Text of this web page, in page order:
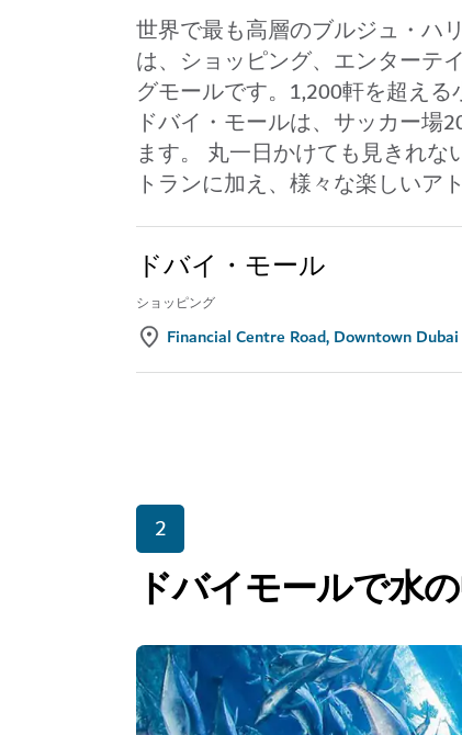
世界で最も高層のブルジュ・ハ
は、ショッピング、エンターテ
グモールです。1,200軒を超え
ドバイ・モールは、サッカー場
ます。 丸一日かけても見きれ
トランに加え、様々な楽しいア
ドバイ・モール
ショッピング
Financial Centre Road, Downtown Dubai
2
ドバイモールで水